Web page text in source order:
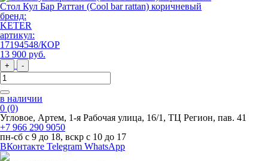
Стол Кул Бар Раттан (Cool bar rattan) коричневый
бренд:
KETER
артикул:
17194548/КОР
13 900 руб.
+ -
в наличии
0 (0)
Угловое, Артем, ​1-я Рабочая улица, 16/1, ТЦ Регион, пав. 41
+7 966 290 9050
пн-сб с 9 до 18, вскр с 10 до 17
ВКонтакте Telegram WhatsApp